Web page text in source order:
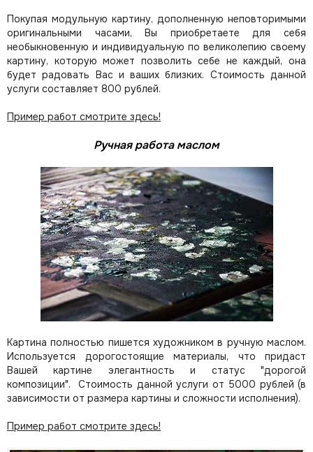
Покупая модульную картину, дополненную неповторимыми
оригинальными часами, Вы приобретаете для себя
необыкновенную и индивидуальную по великолепию своему
картину, которую может позволить себе не каждый, она
будет радовать Вас и ваших близких. Стоимость данной
услуги составляет 800 рублей.
Пример работ смотрите здесь!
Ручная работа маслом
Картина полностью пишется художником в ручную маслом.
Используется дорогостоящие материалы, что придаст
Вашей картине элегантность и статус "дорогой
композиции". Стоимость данной услуги от 5000 рублей (в
зависимости от размера картины и сложности исполнения).
Пример работ смотрите здесь!